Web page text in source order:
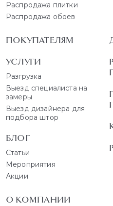
Распродажа плитки
Распродажа обоев
ПОКУПАТЕЛЯМ
УСЛУГИ
Разгрузка
Выезд специалиста на
замеры
Выезд дизайнера для
подбора штор
БЛОГ
Статьи
Мероприятия
Акции
О КОМПАНИИ